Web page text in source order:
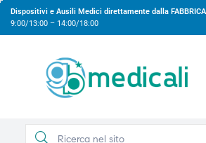
Dispositivi e Ausili Medici direttamente dalla
9:00/13:00 – 14:00/18:00